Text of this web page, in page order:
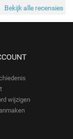
Bekijk alle recensies
wijzigen